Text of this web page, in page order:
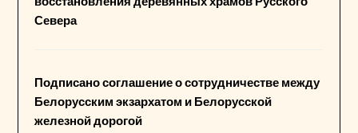
Севера
Подписано соглашение о сотрудничестве между
Белорусским экзархатом и Белорусской
железной дорогой